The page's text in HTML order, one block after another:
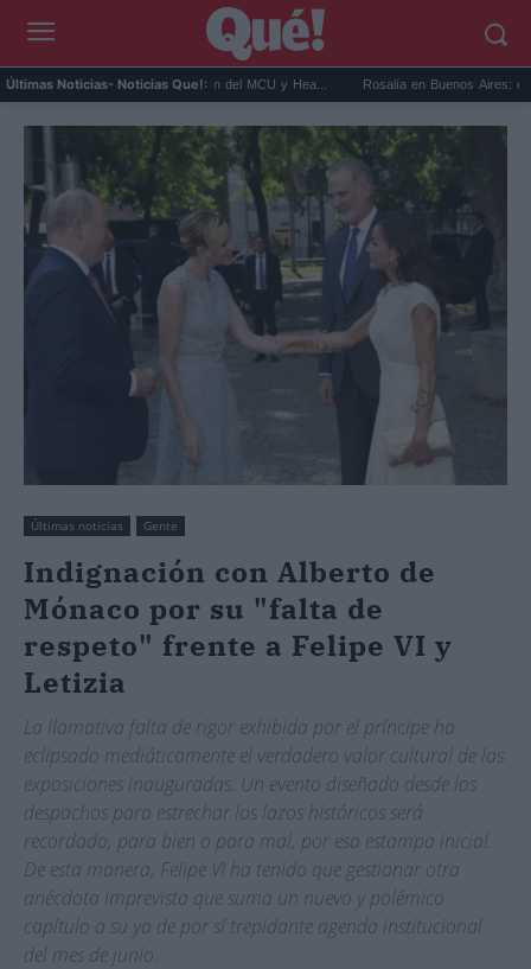
Últimas Noticias- Noticias Que!:
en los X-Men del MCU y Hea... Rosalía en Buenos Aires: detiene el tráfico
Últimas noticias Gente
Indignación con Alberto de
Mónaco por su "falta de
respeto" frente a Felipe VI y
Letizia
La llamativa falta de rigor exhibida por el príncipe ha
eclipsado mediáticamente el verdadero valor cultural de las
exposiciones inauguradas. Un evento diseñado desde los
despachos para estrechar los lazos históricos será
recordado, para bien o para mal, por esa estampa inicial.
De esta manera, Felipe VI ha tenido que gestionar otra
anécdota imprevista que suma un nuevo y polémico
capítulo a su ya de por sí trepidante agenda institucional
del mes de junio.